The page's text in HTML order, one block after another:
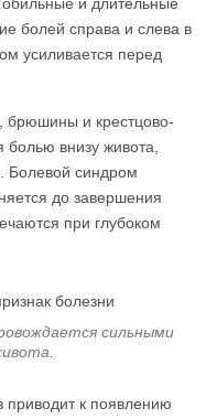
болей справа и слева в
усиливается перед
брюшины и крестцово-
болью внизу живота,
Болевой синдром
до завершения
при глубоком
сильными
приводит к появлению